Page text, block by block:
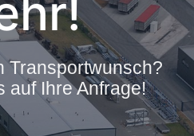
Transportwunsch?
auf Ihre Anfrage!